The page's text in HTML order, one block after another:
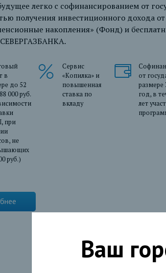
легко с софинансированием от
получения инвестиционного дохода
накопления» (Фонд) и
в
до 52
000 руб.
при
не
руб.)
Сервис
«Копилка» и
повышенная
ставка по
вкладу
от
размере
год, в
лет
Ваш